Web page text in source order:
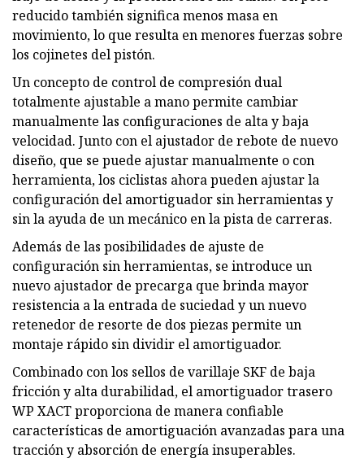
reducido también significa menos masa en
movimiento, lo que resulta en menores fuerzas sobre
los cojinetes del pistón.
Un concepto de control de compresión dual
totalmente ajustable a mano permite cambiar
manualmente las configuraciones de alta y baja
velocidad. Junto con el ajustador de rebote de nuevo
diseño, que se puede ajustar manualmente o con
herramienta, los ciclistas ahora pueden ajustar la
configuración del amortiguador sin herramientas y
sin la ayuda de un mecánico en la pista de carreras.
Además de las posibilidades de ajuste de
configuración sin herramientas, se introduce un
nuevo ajustador de precarga que brinda mayor
resistencia a la entrada de suciedad y un nuevo
retenedor de resorte de dos piezas permite un
montaje rápido sin dividir el amortiguador.
Combinado con los sellos de varillaje SKF de baja
fricción y alta durabilidad, el amortiguador trasero
WP XACT proporciona de manera confiable
características de amortiguación avanzadas para una
tracción y absorción de energía insuperables.